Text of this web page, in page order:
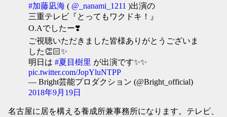
#加藤凪海 ( @_nanami_1211 )出演の
三重テレビ『とってもワクドキ！』
O.Aでしたー❣️
ご視聴いただきました皆様ありがとうございま
した👏🏻✨
明日は #夏目樹里 が出演です✨✨
pic.twitter.com/JopYluNTPP
— Bright芸能プロダクション (@Bright_official)
2018年9月19日
名古屋に居を構える養成所兼事務所になります。テレビ、